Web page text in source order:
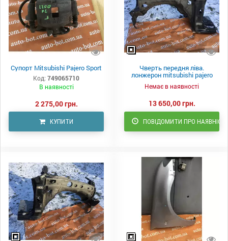
Супорт Mitsubishi Pajero Sport
Код: 749065710
В наявності
2 275,00 грн.
КУПИТИ
Чверть передня ліва.
лонжерон mitsubishi pajero
Немає в наявності
13 650,00 грн.
ПОВІДОМИТИ ПРО